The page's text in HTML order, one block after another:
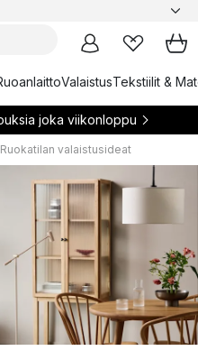
ValaistusTekstiilit &
joka viikonloppu
Ruokatilan valaistusideat